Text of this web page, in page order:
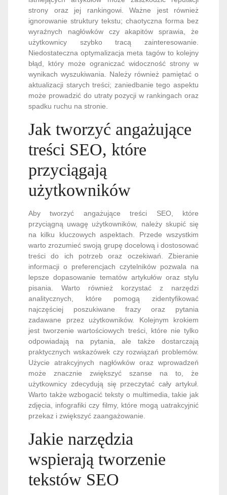
strony oraz jej rankingowi. Ważne jest również
ignorowanie struktury tekstu; chaotyczna forma bez
wyraźnych nagłówków czy akapitów sprawia, że
użytkownicy szybko tracą zainteresowanie.
Niedostateczna optymalizacja meta tagów to kolejny
błąd, który może ograniczać widoczność strony w
wynikach wyszukiwania. Należy również pamiętać o
aktualizacji starych treści; zaniedbanie tego aspektu
może prowadzić do utraty pozycji w rankingach oraz
spadku ruchu na stronie.
Jak tworzyć angażujące
treści SEO, które
przyciągają
użytkowników
Aby tworzyć angażujące treści SEO, które
przyciągną uwagę użytkowników, należy skupić się
na kilku kluczowych aspektach. Przede wszystkim
warto zrozumieć swoją grupę docelową i dostosować
treści do ich potrzeb oraz oczekiwań. Zbieranie
informacji o preferencjach czytelników pozwala na
lepsze dopasowanie tematów artykułów oraz stylu
pisania. Warto również korzystać z narzędzi
analitycznych, które pomogą zidentyfikować
najczęściej poszukiwane frazy oraz pytania
zadawane przez użytkowników. Kolejnym krokiem
jest tworzenie wartościowych treści, które nie tylko
odpowiadają na pytania, ale także dostarczają
praktycznych wskazówek czy rozwiązań problemów.
Użycie atrakcyjnych nagłówków oraz wprowadzeń
może znacznie zwiększyć szanse na to, że
użytkownicy zdecydują się przeczytać cały artykuł.
Warto także wzbogacić teksty o multimedia, takie jak
zdjęcia, infografiki czy filmy, które mogą uatrakcyjnić
przekaz i zwiększyć zaangażowanie.
Jakie narzędzia
wspierają tworzenie
tekstów SEO